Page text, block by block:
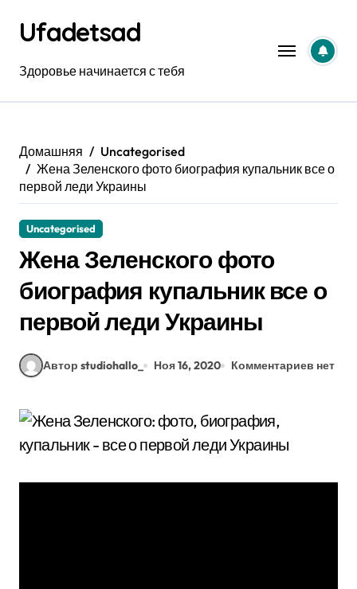
содержанию
Ufadetsad
Здоровье начинается с тебя
Домашняя
Uncategorised
Жена Зеленского фото биография купальник все о
первой леди Украины
Uncategorised
Жена Зеленского фото
биография купальник все о
первой леди Украины
Автор studiohallo_ Ноя 16, 2020 Комментариев нет